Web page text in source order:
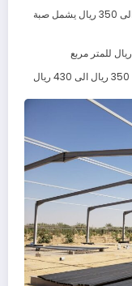
اسعار الهنجر مع البناء والتشطيبات من 250ريال الى 350 ريال يشمل صبة